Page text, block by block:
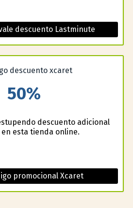
descuento Lastminute
50%
descuento adicional
esta tienda online.
promocional Xcaret